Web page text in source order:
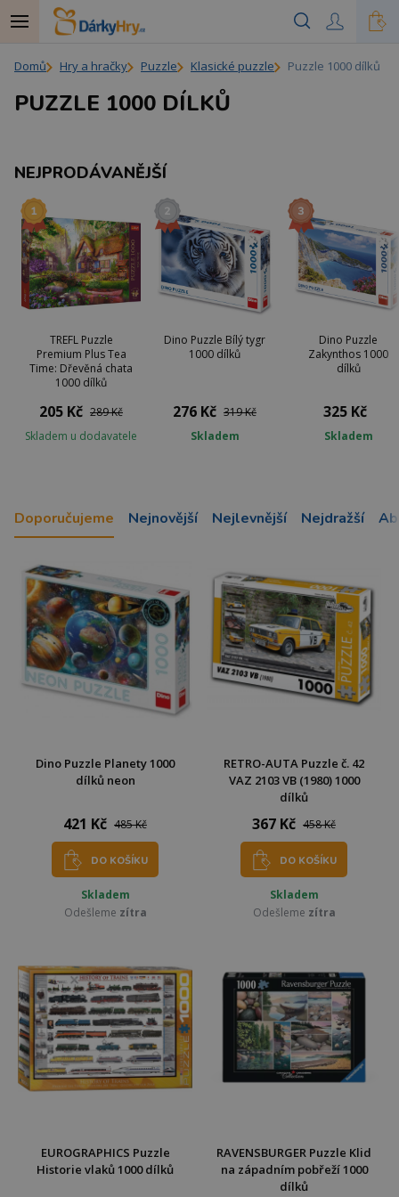
Domů Hry a hračky Puzzle Klasické puzzle Puzzle 1000 dílků
PUZZLE 1000 DÍLKŮ
NEJPRODÁVANĚJŠÍ
TREFL Puzzle
Premium Plus Tea
Time: Dřevěná chata
1000 dílků
205 Kč 289 Kč
Skladem u dodavatele
Dino Puzzle Bílý tygr
1000 dílků
276 Kč 319 Kč
Skladem
Dino Puzzle
Zakynthos 1000
dílků
325 Kč
Skladem
Doporučujeme Nejnovější Nejlevnější Nejdražší
Dino Puzzle Planety 1000
dílků neon
421 Kč 485 Kč
DO KOŠÍKU
Skladem
Odešleme zítra
RETRO-AUTA Puzzle č. 42
VAZ 2103 VB (1980) 1000
dílků
367 Kč 458 Kč
DO KOŠÍKU
Skladem
Odešleme zítra
EUROGRAPHICS Puzzle
Historie vlaků 1000 dílků
RAVENSBURGER Puzzle Klid
na západním pobřeží 1000
dílků